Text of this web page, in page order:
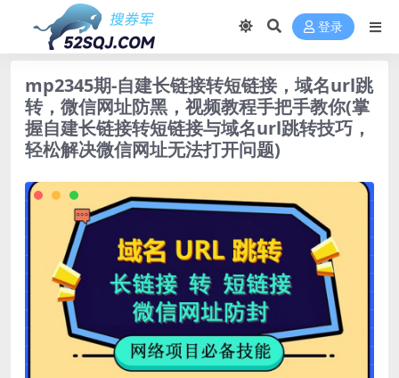
登录
mp2345期-自建长链接转短链接，域名url跳
转，微信网址防黑，视频教程手把手教你(掌
握自建长链接转短链接与域名url跳转技巧，
轻松解决微信网址无法打开问题)